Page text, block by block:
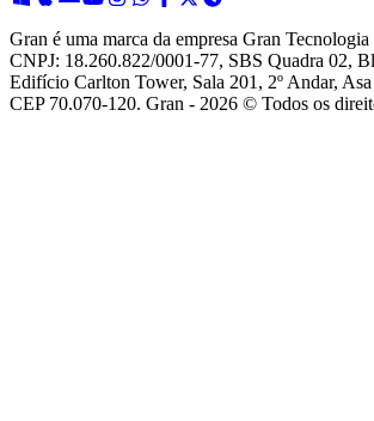
Gran é uma marca da empresa Gran
CNPJ: 18.260.822/0001-77, SBS Quadra 02,
Edifício Carlton Tower, Sala 201, 2º Andar,
CEP 70.070-120. Gran - 2026 © Todos os